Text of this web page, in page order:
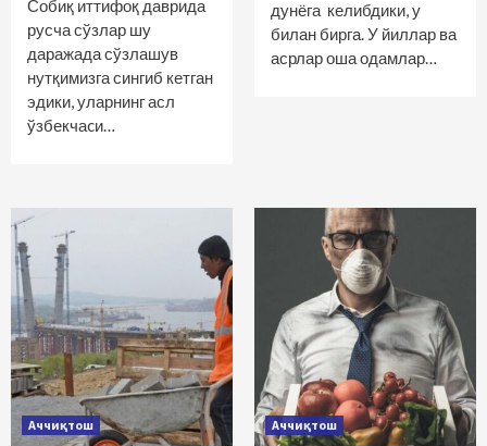
Собиқ иттифоқ даврида
русча сўзлар шу
даражада сўзлашув
нутқимизга сингиб кетган
эдики, уларнинг асл
ўзбекчаcи…
дунёга келибдики, у
билан бирга. У йиллар ва
асрлар оша одамлар…
Аччиқтош Аччиқтош